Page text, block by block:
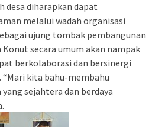
desa diharapkan dapat
melalui wadah organisasi
ujung tombak pembangunan
secara umum akan nampak
berkolaborasi dan bersinergi
kita bahu-membahu
sejahtera dan berdaya